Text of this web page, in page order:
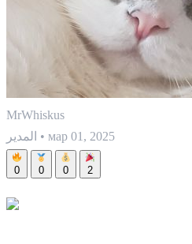
MrWhiskus
المدير • мар 01, 2025
0 0 0 2